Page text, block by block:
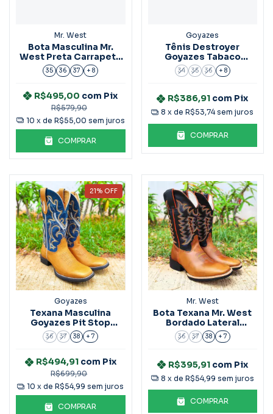
Mr. West
Bota Masculina Mr.
West Preta Carrapeta
Vermelha
35 36 37 + 8
R$579,90
R$495,00 com Pix
10 x de R$55,00 sem juros
COMPRAR
Goyazes
Tênis Destroyer
Goyazes Tabaco
Ref.221001-C
34 35 36 + 8
R$386,91 com Pix
8 x deR$53,74 sem juros
COMPRAR
21% OFF
Goyazes
Texana Masculina
Goyazes Pit Stop
Havana Ref.231501
36 37 38 + 7
R$699,90
R$494,91 com Pix
10 x deR$54,99 sem juros
COMPRAR
Mr. West
Bota Texana Mr. West
Bordado Lateral
Laranja
36 37 38 + 7
R$395,91 com Pix
8 x de R$54,99 sem juros
COMPRAR